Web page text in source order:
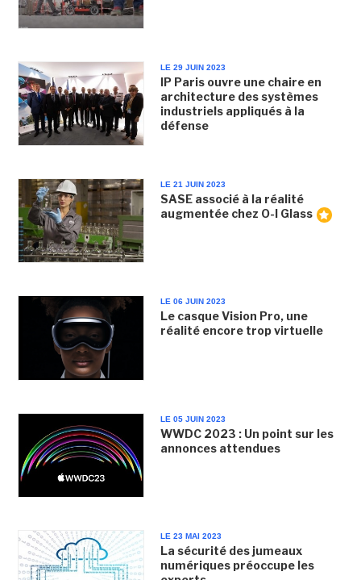
LE 29 JUIN 2023
IP Paris ouvre une chaire en
architecture des systèmes
industriels appliqués à la
défense
LE 21 JUIN 2023
SASE associé à la réalité
augmentée chez O-I Glass
LE 06 JUIN 2023
Le casque Vision Pro, une
réalité encore trop virtuelle
LE 05 JUIN 2023
WWDC 2023 : Un point sur les
annonces attendues
LE 23 MAI 2023
La sécurité des jumeaux
numériques préoccupe les